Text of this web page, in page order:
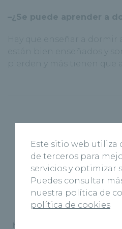
–¿Se puede aprender a
Hay que enseñar a dormir
están bien enseñados y
pierden y más tienen que
Nueva «Aula de Salud» en
Este sitio web utiliza
de terceros para
servicios y optimizar
Puedes consultar
nuestra política de
política de cookies